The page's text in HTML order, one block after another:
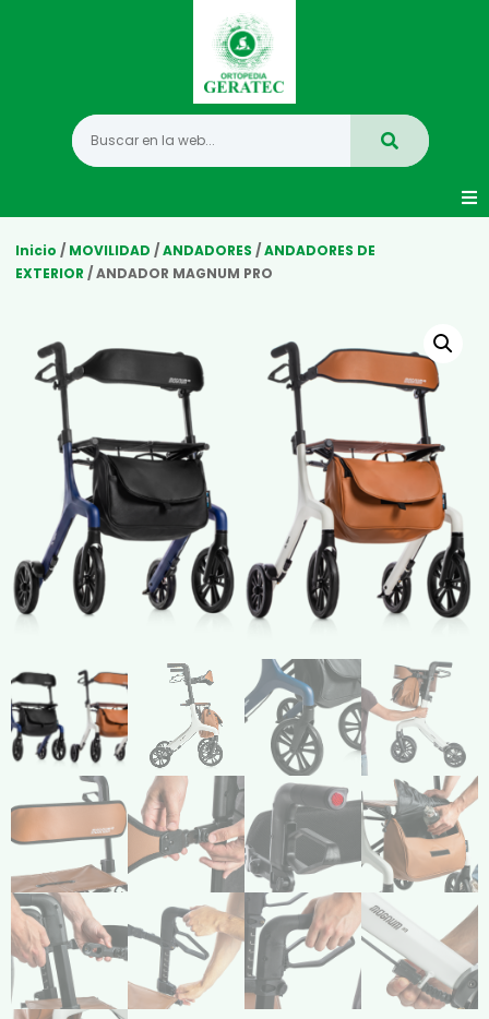
Movilidad
Vida Diaria
Infantil
Mastectomia
Compresión Médica
Fabricación a Medida
Alquiler
Inicio / MOVILIDAD /ANDADORES /ANDADORES DE
EXTERIOR / ANDADOR MAGNUM PRO